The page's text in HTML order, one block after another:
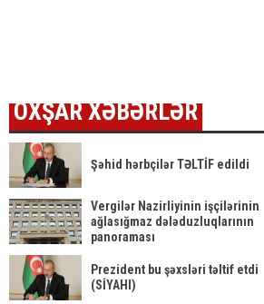
OXŞAR XƏBƏRLƏR
Şəhid hərbçilər TƏLTİF edildi
Vergilər Nazirliyinin işçilərinin
ağlasığmaz dələduzluqlarının
panoraması
Prezident bu şəxsləri təltif etdi
(SİYAHI)